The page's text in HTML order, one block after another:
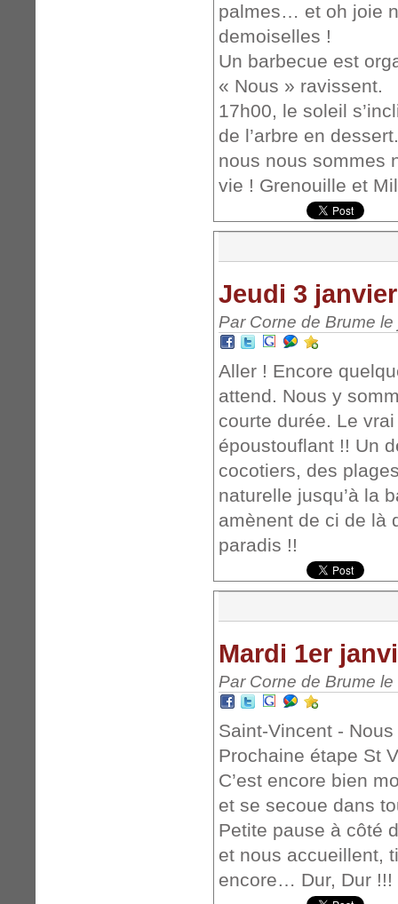
palmes… et oh joie
demoiselles !
Un barbecue est
« Nous » ravissent.
17h00, le soleil
de l’arbre en
nous nous sommes
vie ! Grenouille et
Jeudi 3
Par Corne de Brume
Aller ! Encore
attend. Nous y
courte durée. Le
époustouflant !! Un
cocotiers, des
naturelle jusqu’à la
amènent de ci de là
paradis !!
Mardi 1er
Par Corne de Brume
Saint-Vincent -
Prochaine étape St
C’est encore bien
et se secoue dans
Petite pause à côté
et nous accueillent,
encore… Dur, Dur !!!